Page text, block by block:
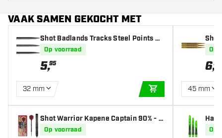
VAAK SAMEN GEKOCHT MET
Shot Badlands Tracks Steel Points Bl
ack - Dart Points
Op voorraad
5,95
32 mm
IN WINKELWAGEN
Shot Warrior Kapene Captain 90% - D
artpijlen
Op voorraad
Shot
Op
6,95
45 mm
tOp